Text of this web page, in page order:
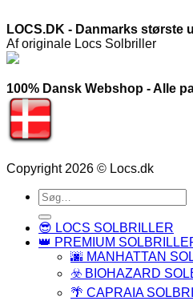
LOCS.DK - Danmarks største
Af originale Locs Solbriller
100% Dansk Webshop - Alle
Copyright 2026 © Locs.dk
Søg
efter:
😎 LOCS SOLBRILLER
👑 PREMIUM
🌆 MANHATTAN
☣️ BIOHAZARD
🌴 CAPRAIA